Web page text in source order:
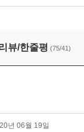
뷰/한줄평 (75/41)
년 06월 19일